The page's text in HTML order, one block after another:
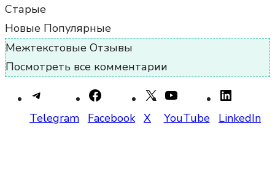
Старые
Новые Популярные
Межтекстовые Отзывы
Посмотреть все комментарии
Telegram Facebook X YouTube LinkedIn